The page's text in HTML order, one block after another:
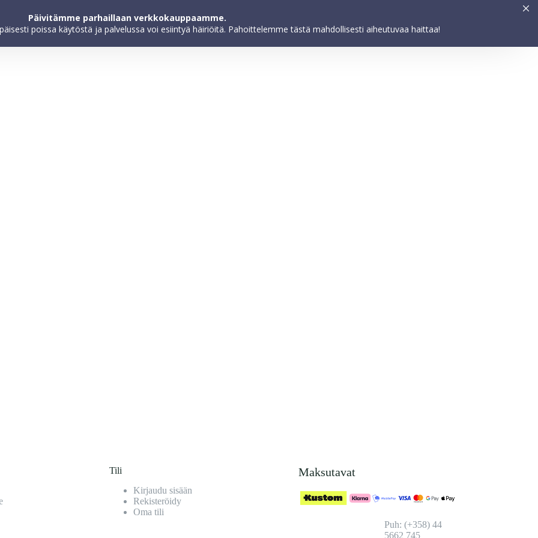
Päivitämme parhaillaan verkkokauppaamme.
poissa käytöstä ja palvelussa voi esiintyä häiriöitä. Pahoittelemme tästä mahdollisesti aiheutuvaa haittaa!
Tili
Kirjaudu sisään
Rekisteröidy
Oma tili
Maksutavat
Puh: (+358) 44
5662 745
parantamiseksi, markkinoinnin toteuttamiseksi ja käyttöä
evästeiden käytön.